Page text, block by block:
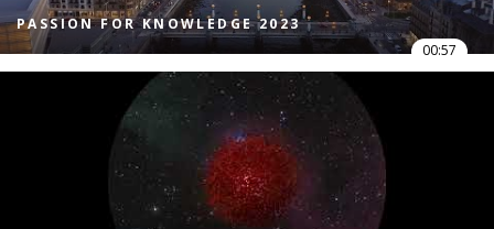
PASSION FOR KNOWLEDGE 2023
00:57